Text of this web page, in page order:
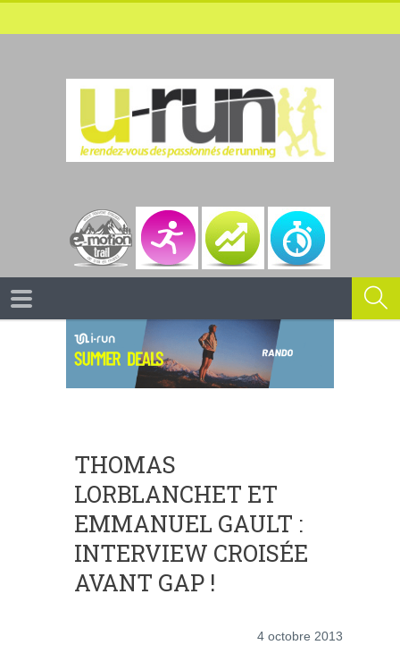
THOMAS
LORBLANCHET ET
EMMANUEL GAULT :
INTERVIEW CROISÉE
AVANT GAP !
4 octobre 2013